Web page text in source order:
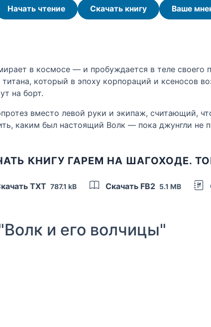
Начать чтение Скачать книгу Ваше
в космосе — и пробуждается в теле своего
титана, который в эпоху корпораций и ксеносов
на борт.
вместо левой руки и экипаж, считающий,
каким был настоящий Волк — пока джунгли не
КНИГУ ГАРЕМ НА ШАГОХОДЕ.
TXT 787.1 kB Скачать FB2 5.1 MB
и его волчицы"